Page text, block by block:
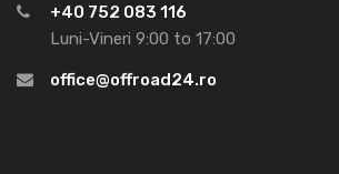
+40 752 083 116
Luni-Vineri 9:00 to 17:00
office@offroad24.ro